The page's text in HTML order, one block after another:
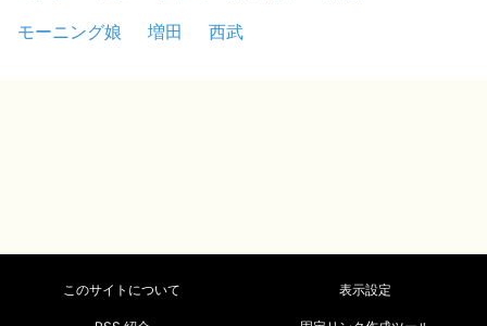
モーニング娘
増田 西武
このサイトについて 表示設定